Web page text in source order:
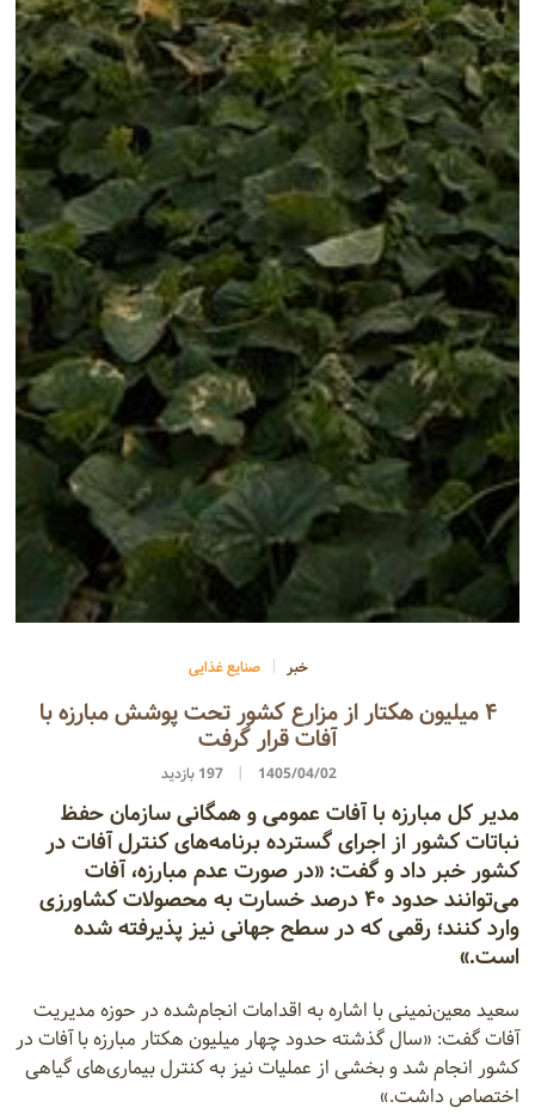
خبر صنایع غذایی
۴ میلیون هکتار از مزارع کشور تحت پوشش مبارزه با
آفات قرار گرفت
1405/04/02 197 بازدید
مدیر کل مبارزه با آفات عمومی و همگانی سازمان حفظ
نباتات کشور از اجرای گسترده برنامه‌های کنترل آفات در
کشور خبر داد و گفت: «در صورت عدم مبارزه، آفات
می‌توانند حدود ۴۰ درصد خسارت به محصولات کشاورزی
وارد کنند؛ رقمی که در سطح جهانی نیز پذیرفته شده
است.»
سعید معین‌نمینی با اشاره به اقدامات انجام‌شده در حوزه مدیریت
آفات گفت: «سال گذشته حدود چهار میلیون هکتار مبارزه با آفات در
کشور انجام شد و بخشی از عملیات نیز به کنترل بیماری‌های گیاهی
اختصاص داشت.»